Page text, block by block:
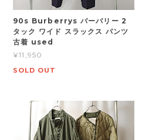
90s Burberrys バーバリー 2
タック ワイド スラックス パンツ
古着 used
¥11,950
SOLD OUT